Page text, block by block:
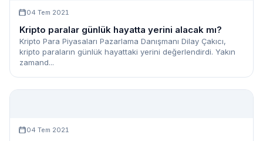
04 Tem 2021
Kripto paralar günlük hayatta yerini alacak mı?
Kripto Para Piyasaları Pazarlama Danışmanı Dilay Çakıcı,
kripto paraların günlük hayattaki yerini değerlendirdi. Yakın
zamand...
04 Tem 2021